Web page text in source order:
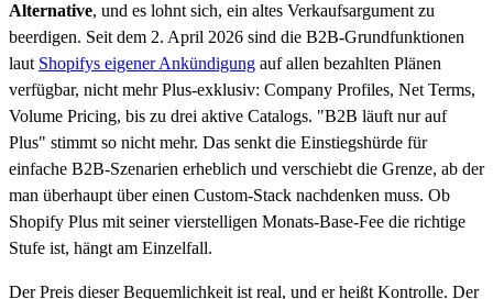
Alternative, und es lohnt sich, ein altes Verkaufsargument zu
beerdigen. Seit dem 2. April 2026 sind die B2B-Grundfunktionen
laut Shopifys eigener Ankündigung auf allen bezahlten Plänen
verfügbar, nicht mehr Plus-exklusiv: Company Profiles, Net Terms,
Volume Pricing, bis zu drei aktive Catalogs. "B2B läuft nur auf
Plus" stimmt so nicht mehr. Das senkt die Einstiegshürde für
einfache B2B-Szenarien erheblich und verschiebt die Grenze, ab der
man überhaupt über einen Custom-Stack nachdenken muss. Ob
Shopify Plus mit seiner vierstelligen Monats-Base-Fee die richtige
Stufe ist, hängt am Einzelfall.
Der Preis dieser Bequemlichkeit ist real, und er heißt Kontrolle. Der